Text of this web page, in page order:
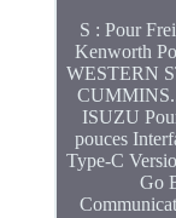
S : Pour
Kenworth
WESTERN
ISUZU
pouces
Type-C
Go